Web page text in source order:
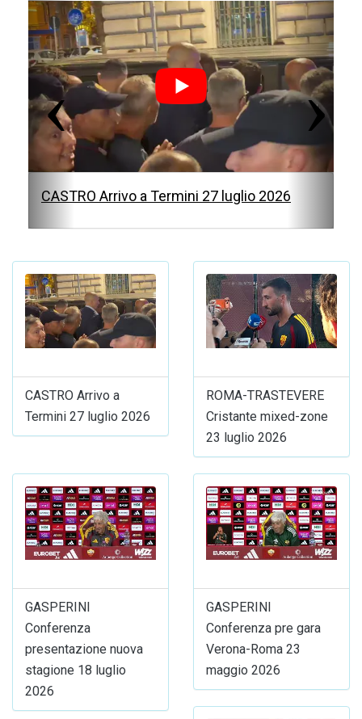
CASTRO Arrivo a Termini 27 luglio 2026
r
e
v
i
o
u
s
e
x
t
CASTRO Arrivo a
Termini 27 luglio 2026
ROMA-TRASTEVERE
Cristante mixed-zone
23 luglio 2026
GASPERINI
Conferenza
presentazione nuova
stagione 18 luglio
2026
GASPERINI
Conferenza pre gara
Verona-Roma 23
maggio 2026